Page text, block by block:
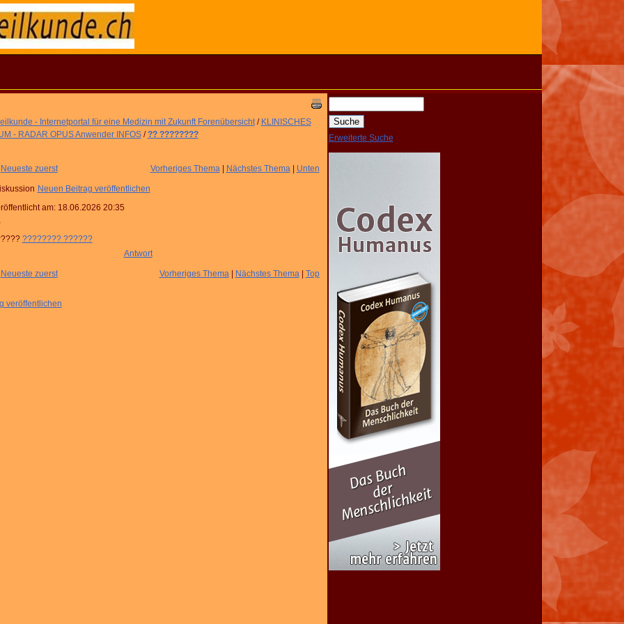
- Internetportal für eine Medizin mit Zukunft Forenübersicht/ KLINISCHES
- RADAR OPUS Anwender INFOS/?? ????????
Neueste zuerst Vorheriges Thema| Nächstes Thema| Unten
Neuen Beitrag veröffentlichen
am: 18.06.2026 20:35
???????? ??????
Antwort
Neueste zuerst Vorheriges Thema| Nächstes Thema| Top
veröffentlichen
Erweiterte Suche